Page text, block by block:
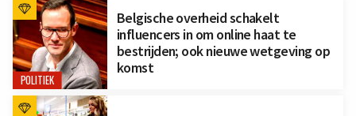
POLITIEK
Belgische overheid schakelt
influencers in om online haat te
bestrijden; ook nieuwe wetgeving op
komst